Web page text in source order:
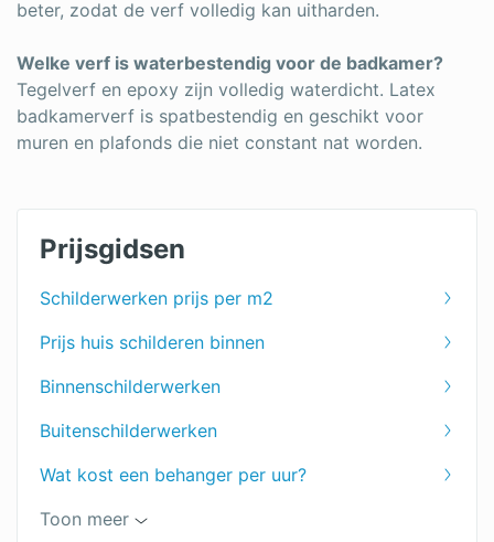
beter, zodat de verf volledig kan uitharden.
Welke verf is waterbestendig voor de badkamer?
Tegelverf en epoxy zijn volledig waterdicht. Latex
badkamerverf is spatbestendig en geschikt voor
muren en plafonds die niet constant nat worden.
Prijsgidsen
Schilderwerken prijs per m2
Prijs huis schilderen binnen
Binnenschilderwerken
Buitenschilderwerken
Wat kost een behanger per uur?
Toon meer